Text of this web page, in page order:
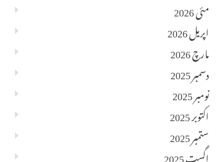
مئی 2026
اپریل 2026
مارچ 2026
دسمبر 2025
نومبر 2025
اکتوبر 2025
ستمبر 2025
اگست 2025